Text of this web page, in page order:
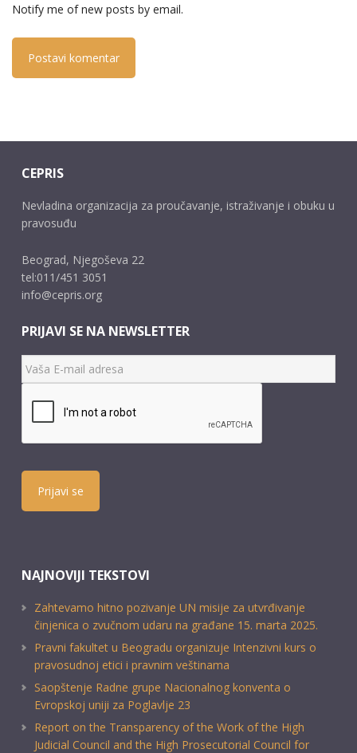
Notify me of new posts by email.
CEPRIS
Nevladina organizacija za proučavanje, istraživanje i obuku u
pravosuđu
Beograd, Njegoševa 22
tel:011/451 3051
info@cepris.org
PRIJAVI SE NA NEWSLETTER
Prijavi se
NAJNOVIJI TEKSTOVI
Zahtevamo hitno pozivanje UN misije za utvrđivanje
činjenica o zvučnom udaru na građane 15. marta 2025.
Pravni fakultet u Beogradu organizuje Intenzivni kurs o
pravosudnoj etici i pravnim veštinama
Saopštenje Radne grupe Nacionalnog konventa o
Evropskoj uniji za Poglavlje 23
Report on the Transparency of the Work of the High
Judicial Council and the High Prosecutorial Council for